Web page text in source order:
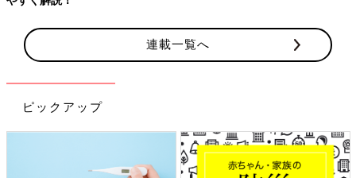
連載一覧へ
ピックアップ